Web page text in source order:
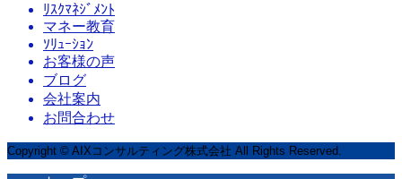
ﾘｽｸﾏﾈｼﾞﾒﾝﾄ
マネー教育
ｿﾘｭｰｼｮﾝ
お客様の声
ブログ
会社案内
お問合わせ
Copyright © AIXコンサルティング株式会社 All Rights Reserved.